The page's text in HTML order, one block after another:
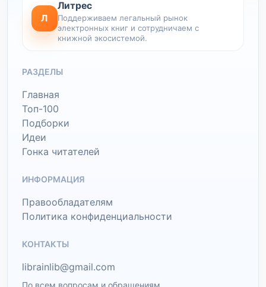
Л
Литрес
Поддерживаем легальный рынок
электронных книг и сотрудничаем с
книжной экосистемой.
РАЗДЕЛЫ
Главная
Топ-100
Подборки
Идеи
Гонка читателей
ИНФОРМАЦИЯ
Правообладателям
Политика конфиденциальности
КОНТАКТЫ
librainlib@gmail.com